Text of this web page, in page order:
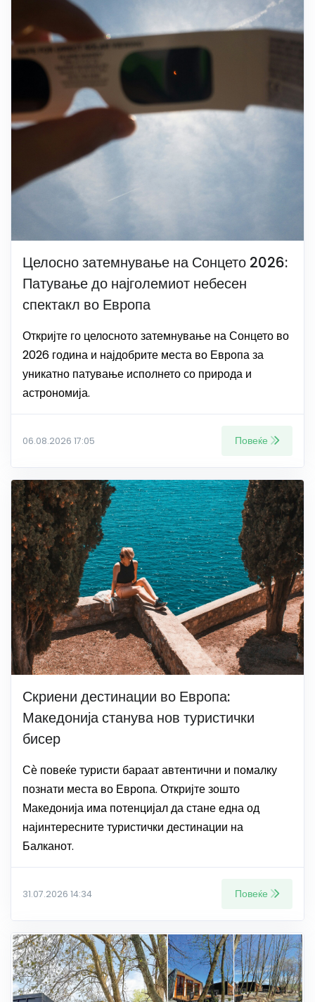
Целосно затемнување на Сонцето 2026:
Патување до најголемиот небесен
спектакл во Европа
Откријте го целосното затемнување на Сонцето во
2026 година и најдобрите места во Европа за
уникатно патување исполнето со природа и
астрономија.
06.08.2026 17:05 Повеќе
Скриени дестинации во Европа:
Македонија станува нов туристички
бисер
Сѐ повеќе туристи бараат автентични и помалку
познати места во Европа. Откријте зошто
Македонија има потенцијал да стане една од
најинтересните туристички дестинации на
Балканот.
31.07.2026 14:34 Повеќе